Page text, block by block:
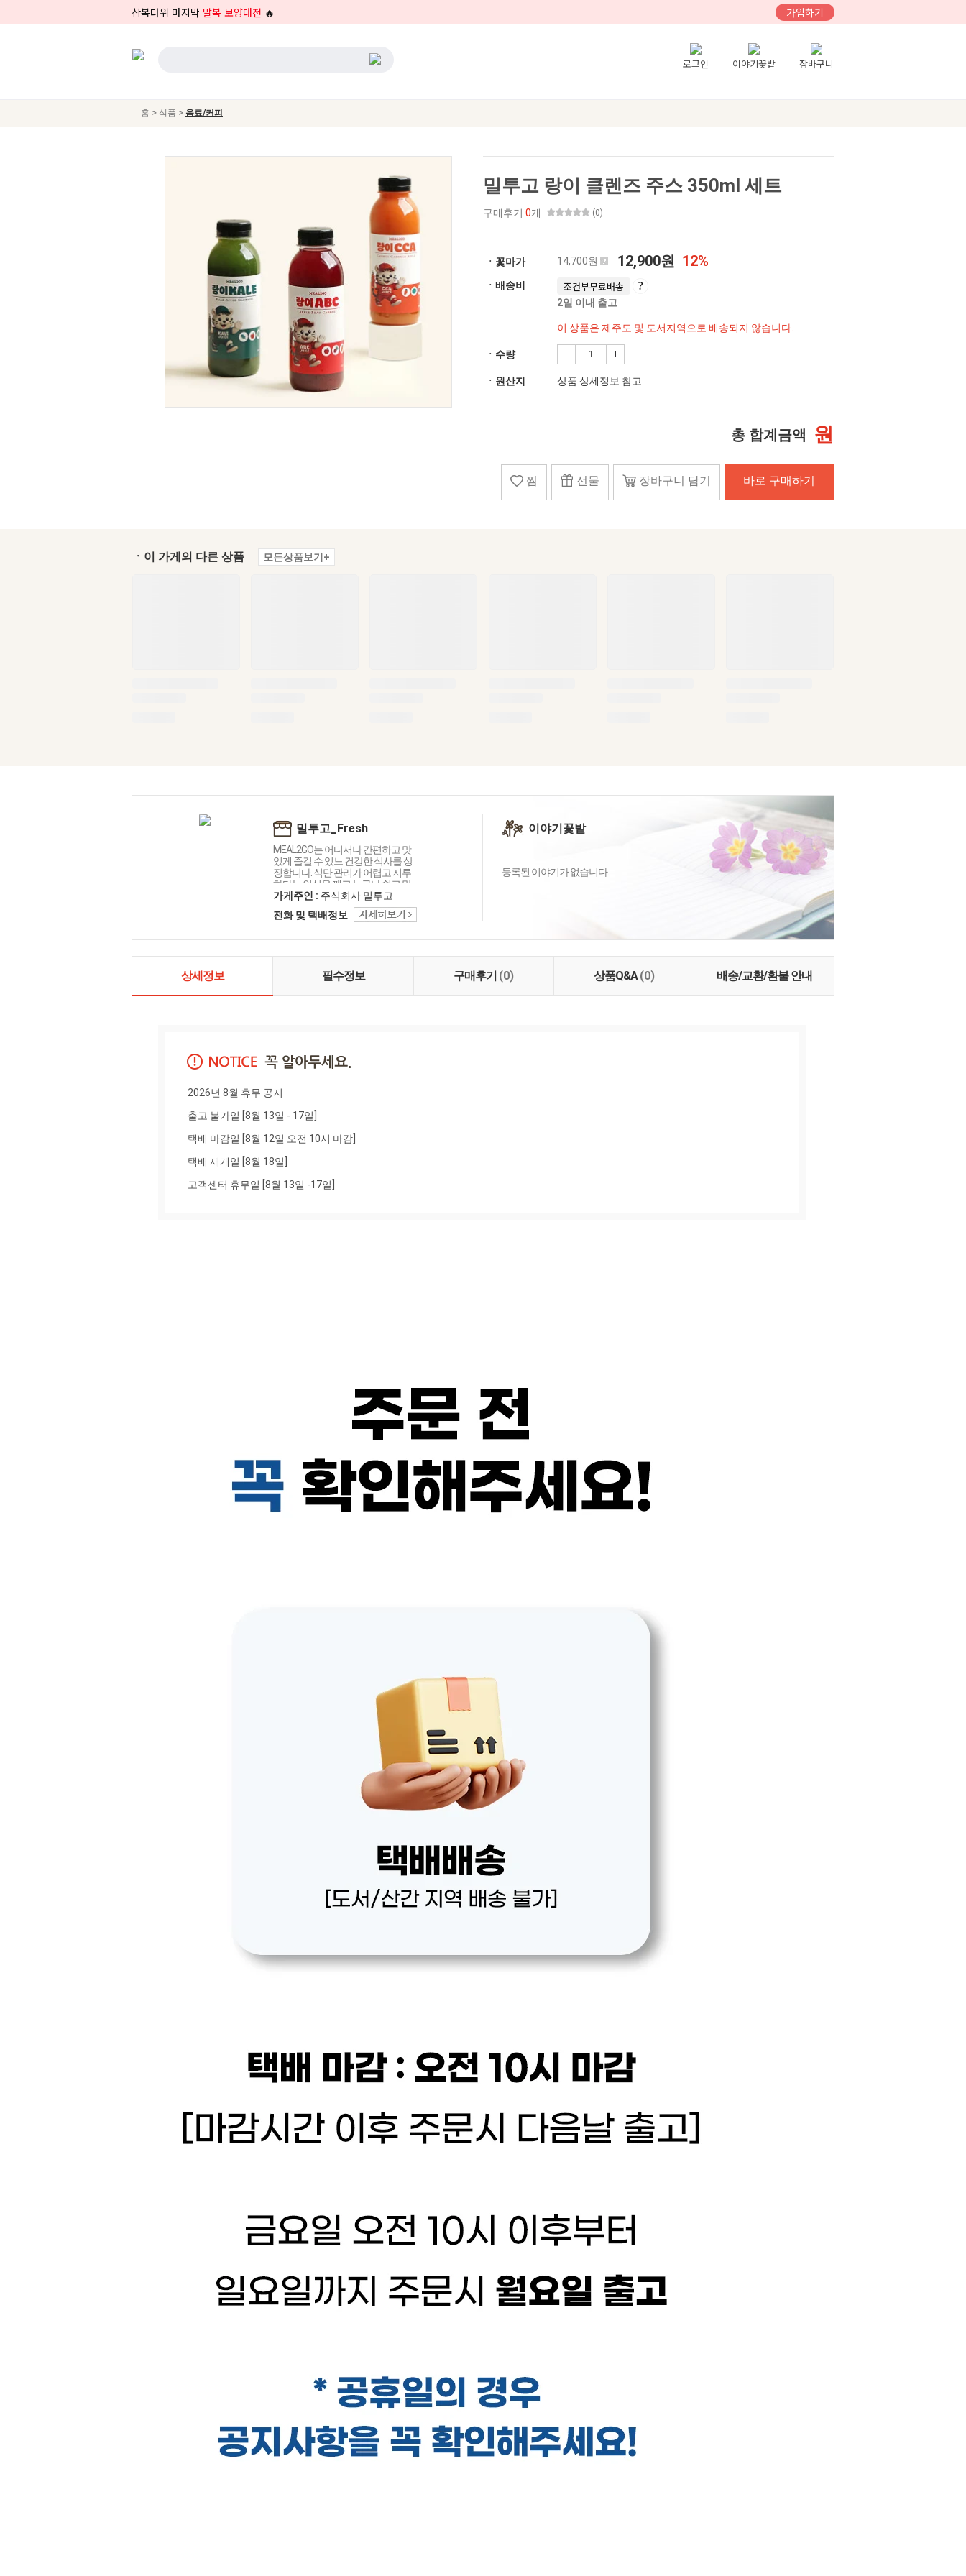
삼복더위 마지막 말복 보양대전 🔥 가입하기
로그인 이야기꽃밭 장바구니
홈 > 식품 > 음료/커피
밀투고 랑이 클렌즈 주스 350ml 세트
구매후기 0개 (0)
ㆍ꽃마가 14,700원 12,900원 12%
ㆍ배송비 조건부무료배송
2일 이내 출고
이 상품은 제주도 및 도서지역으로 배송되지 않습니다.
ㆍ수량
ㆍ원산지 상품 상세정보 참고
총 합계금액 원
찜 선물 장바구니 담기 바로 구매하기
ㆍ이 가게의 다른 상품 모든상품보기+
밀투고_Fresh
MEAL2GO는 어디서나 간편하고 맛
있게 즐길 수 있느 건강한 식사를 상
징합니다. 식단 관리가 어렵고 지루
하다는 인식을 깨고 누구나 쉽고 맛
있게 즐길 수 있는 식단 솔루션을 만
드는 것을 목표로 합니다. 단순한 식
단 브랜드를 넘어 고객들에게 지속
션을 제시합니다. 우리의 브랜드는
가게주인 : 주식회사 밀투고
전화 및 택배정보
이야기꽃밭
등록된 이야기가 없습니다.
상세정보 필수정보 구매후기 (0) 상품Q&A(0) 배송/교환/환불 안내
2026년 8월 휴무 공지
출고 불가일 [8월 13일 - 17일]
택배 마감일 [8월 12일 오전 10시 마감]
택배 재개일 [8월 18일]
고객센터 휴무일 [8월 13일 -17일]